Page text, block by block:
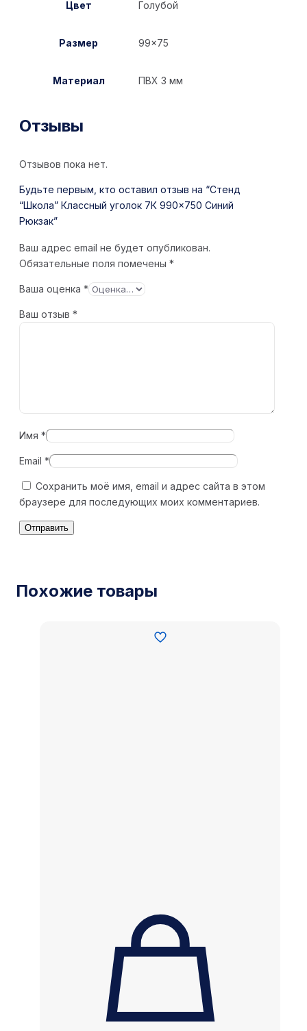
Цвет Голубой
Размер 99×75
Материал ПВХ 3 мм
Отзывы
Отзывов пока нет.
Будьте первым, кто оставил отзыв на “Стенд
“Школа” Классный уголок 7К 990×750 Синий
Рюкзак”
Ваш адрес email не будет опубликован.
Обязательные поля помечены *
Ваша оценка *
Ваш отзыв *
Имя *
Email *
Сохранить моё имя, email и адрес сайта в этом
браузере для последующих моих комментариев.
Похожие товары